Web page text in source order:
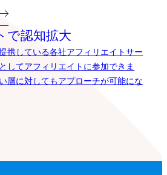
で認知拡大
携している各社アフィリエイトサー
してアフィリエイトに参加できま
層に対してもアプローチが可能にな